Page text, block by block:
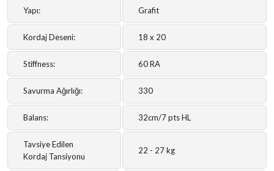
Yapı: Grafit
Kordaj Deseni: 18 x 20
Stiffness: 60 RA
Savurma Ağırlığı: 330
Balans: 32cm/7 pts HL
Tavsiye Edilen
Kordaj Tansiyonu
22 - 27 kg